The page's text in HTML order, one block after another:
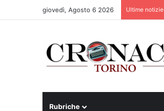
giovedì, Agosto 6 2026 Ultime notizie
Rubriche